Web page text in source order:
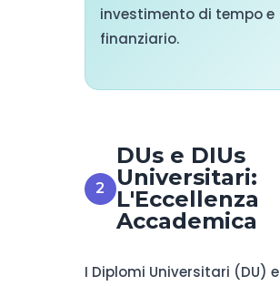
investimento di tempo e
finanziario.
DUs e DIUs
Universitari:
L'Eccellenza
Accademica
I Diplomi Universitari (DU) e